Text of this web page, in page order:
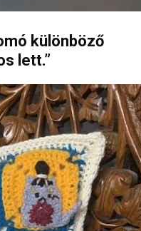
különböző
lett.”